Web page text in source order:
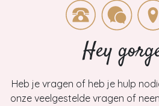
Hey
Heb je vragen of heb je hulp
onze veelgestelde vragen of